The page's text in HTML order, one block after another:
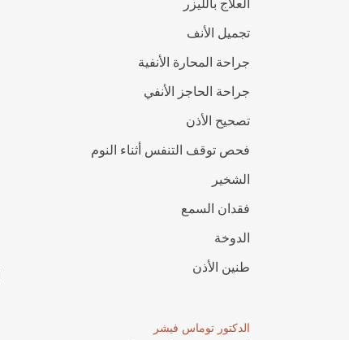
تجميل الأنف
جراحة المحارة الأنفية
جراحة الحاجز الأنفي
تصحيح الأذن
فحص توقف التنفس أثناء النوم
الشخير
فقدان السمع
الدوخة
طنين الأذن
الدكتور توماس فيشر